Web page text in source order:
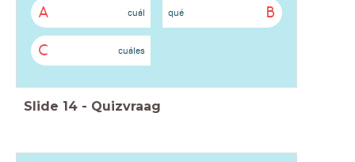
A cuál B
qué
C cuáles
Slide 14 - Quizvraag